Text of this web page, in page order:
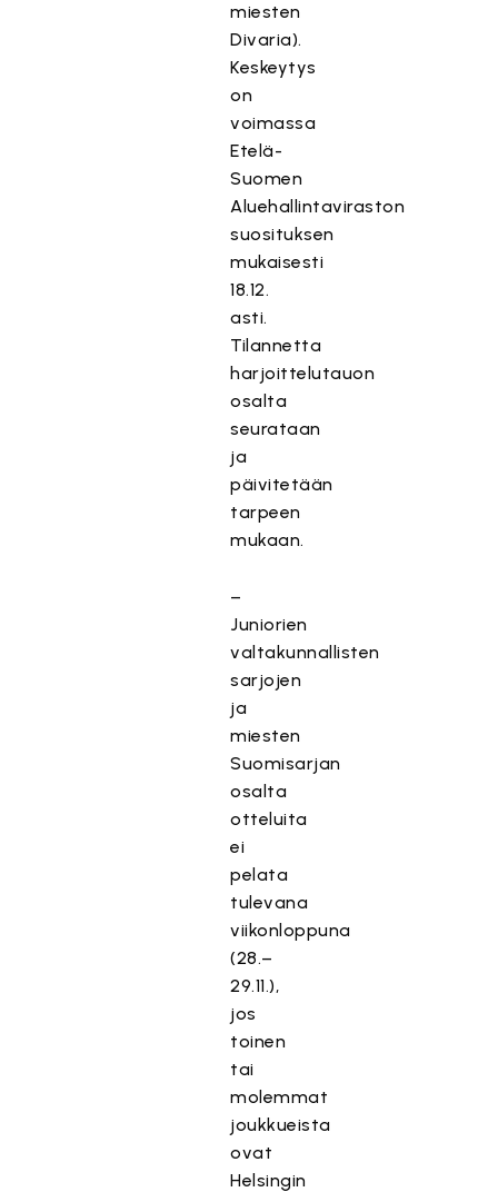
miesten
Divaria).
Keskeytys
on
voimassa
Etelä-
Suomen
Aluehallintaviraston
suosituksen
mukaisesti
18.12.
asti.
Tilannetta
harjoittelutauon
osalta
seurataan
ja
päivitetään
tarpeen
mukaan.
–
Juniorien
valtakunnallisten
sarjojen
ja
miesten
Suomisarjan
osalta
otteluita
ei
pelata
tulevana
viikonloppuna
(28.–
29.11.),
jos
toinen
tai
molemmat
joukkueista
ovat
Helsingin